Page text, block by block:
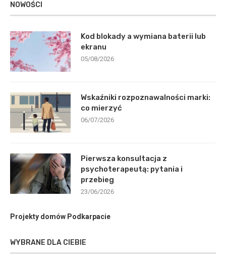
NOWOŚCI
Kod blokady a wymiana baterii lub
ekranu
05/08/2026
Wskaźniki rozpoznawalności marki:
co mierzyć
06/07/2026
Pierwsza konsultacja z
psychoterapeutą: pytania i
przebieg
23/06/2026
Projekty domów Podkarpacie
WYBRANE DLA CIEBIE